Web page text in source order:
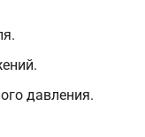
давления.